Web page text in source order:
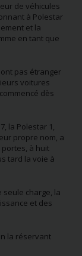
de véhicules
à Polestar
et la
en tant que
pas étranger
voitures
dès
la Polestar 1,
propre nom, a
à huit
tard la voie à
seule charge, la
et des
la réservant